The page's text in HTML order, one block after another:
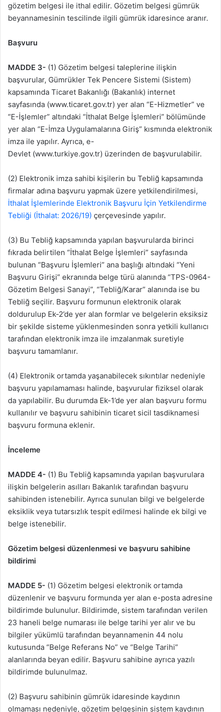
gözetim belgesi ile ithal edilir. Gözetim belgesi gümrük
beyannamesinin tescilinde ilgili gümrük idaresince aranır.
Başvuru
MADDE 3- (1) Gözetim belgesi taleplerine ilişkin
başvurular, Gümrükler Tek Pencere Sistemi (Sistem)
kapsamında Ticaret Bakanlığı (Bakanlık) internet
sayfasında (www.ticaret.gov.tr) yer alan “E-Hizmetler” ve
“E-İşlemler” altındaki “İthalat Belge İşlemleri” bölümünde
yer alan “E-İmza Uygulamalarına Giriş” kısmında elektronik
imza ile yapılır. Ayrıca, e-
Devlet (www.turkiye.gov.tr) üzerinden de başvurulabilir.
(2) Elektronik imza sahibi kişilerin bu Tebliğ kapsamında
firmalar adına başvuru yapmak üzere yetkilendirilmesi,
İthalat İşlemlerinde Elektronik Başvuru İçin Yetkilendirme
Tebliği (İthalat: 2026/19) çerçevesinde yapılır.
(3) Bu Tebliğ kapsamında yapılan başvurularda birinci
fıkrada belirtilen “İthalat Belge İşlemleri” sayfasında
bulunan “Başvuru İşlemleri” ana başlığı altındaki “Yeni
Başvuru Girişi” ekranında belge türü alanında “TPS-0964-
Gözetim Belgesi Sanayi”, “Tebliğ/Karar” alanında ise bu
Tebliğ seçilir. Başvuru formunun elektronik olarak
doldurulup Ek-2’de yer alan formlar ve belgelerin eksiksiz
bir şekilde sisteme yüklenmesinden sonra yetkili kullanıcı
tarafından elektronik imza ile imzalanmak suretiyle
başvuru tamamlanır.
(4) Elektronik ortamda yaşanabilecek sıkıntılar nedeniyle
başvuru yapılamaması halinde, başvurular fiziksel olarak
da yapılabilir. Bu durumda Ek-1’de yer alan başvuru formu
kullanılır ve başvuru sahibinin ticaret sicil tasdiknamesi
başvuru formuna eklenir.
İnceleme
MADDE 4- (1) Bu Tebliğ kapsamında yapılan başvurulara
ilişkin belgelerin asılları Bakanlık tarafından başvuru
sahibinden istenebilir. Ayrıca sunulan bilgi ve belgelerde
eksiklik veya tutarsızlık tespit edilmesi halinde ek bilgi ve
belge istenebilir.
Gözetim belgesi düzenlenmesi ve başvuru sahibine
bildirimi
MADDE 5- (1) Gözetim belgesi elektronik ortamda
düzenlenir ve başvuru formunda yer alan e-posta adresine
bildirimde bulunulur. Bildirimde, sistem tarafından verilen
23 haneli belge numarası ile belge tarihi yer alır ve bu
bilgiler yükümlü tarafından beyannamenin 44 nolu
kutusunda “Belge Referans No” ve “Belge Tarihi”
alanlarında beyan edilir. Başvuru sahibine ayrıca yazılı
bildirimde bulunulmaz.
(2) Başvuru sahibinin gümrük idaresinde kaydının
olmaması nedeniyle, gözetim belgesinin sistem kaydının